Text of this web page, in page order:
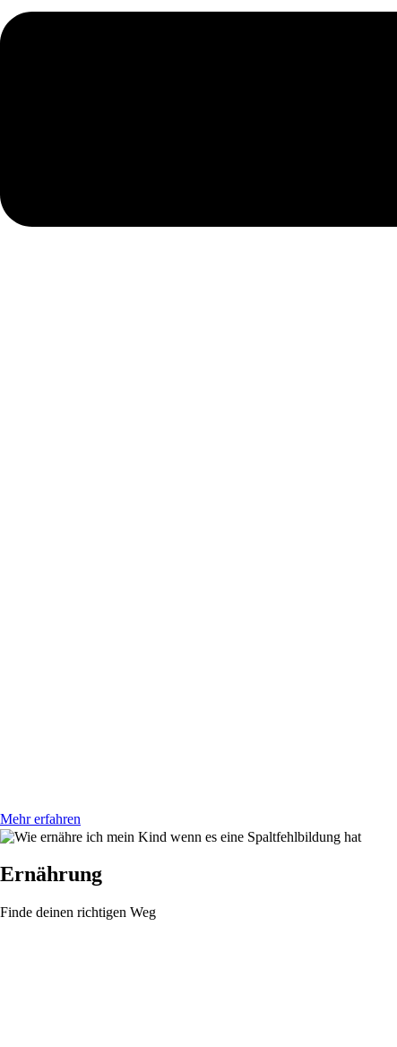
Mehr erfahren
Ernährung
Finde deinen richtigen Weg